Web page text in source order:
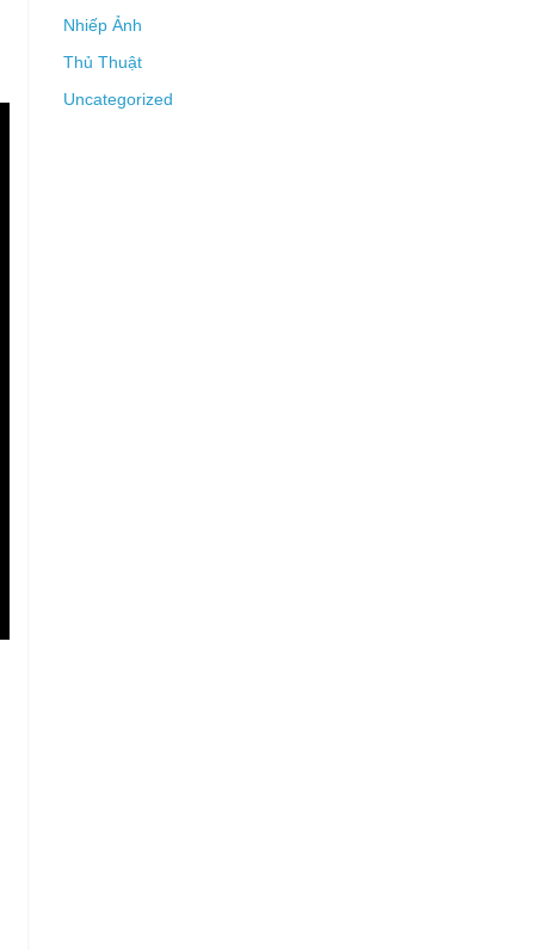
Nhiếp Ảnh
Thủ Thuật
Uncategorized